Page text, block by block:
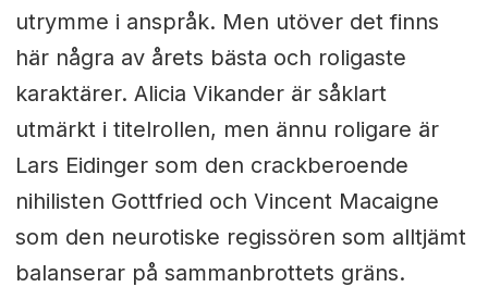
utrymme i anspråk. Men utöver det finns
här några av årets bästa och roligaste
karaktärer. Alicia Vikander är såklart
utmärkt i titelrollen, men ännu roligare är
Lars Eidinger som den crackberoende
nihilisten Gottfried och Vincent Macaigne
som den neurotiske regissören som alltjämt
balanserar på sammanbrottets gräns.